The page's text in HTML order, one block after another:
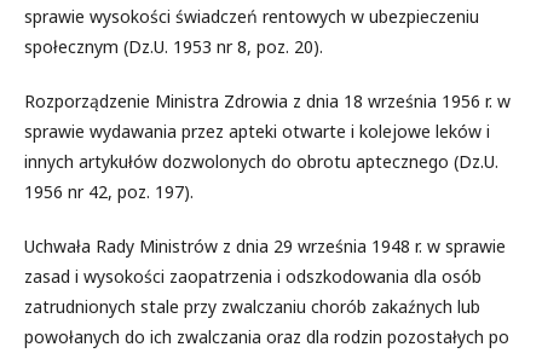
sprawie wysokości świadczeń rentowych w ubezpieczeniu
społecznym (Dz.U. 1953 nr 8, poz. 20).
Rozporządzenie Ministra Zdrowia z dnia 18 września 1956 r. w
sprawie wydawania przez apteki otwarte i kolejowe leków i
innych artykułów dozwolonych do obrotu aptecznego (Dz.U.
1956 nr 42, poz. 197).
Uchwała Rady Ministrów z dnia 29 września 1948 r. w sprawie
zasad i wysokości zaopatrzenia i odszkodowania dla osób
zatrudnionych stale przy zwalczaniu chorób zakaźnych lub
powołanych do ich zwalczania oraz dla rodzin pozostałych po